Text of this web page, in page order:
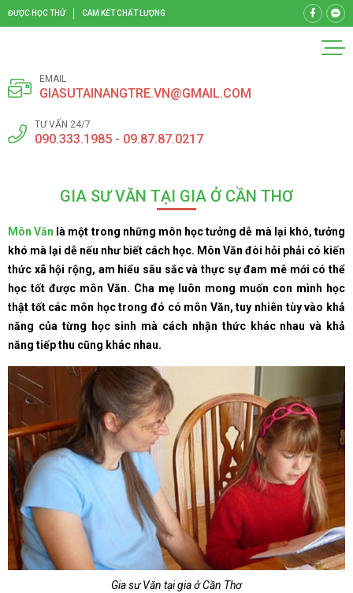
ĐƯỢC HỌC THỬ CAM KẾT CHẤT LƯỢNG
EMAIL
GIASUTAINANGTRE.VN@GMAIL.COM
TƯ VẤN 24/7
090.333.1985 - 09.87.87.0217
GIA SƯ VĂN TẠI GIA Ở CẦN THƠ
Môn Văn là một trong những môn học tưởng dễ mà lại khó, tưởng
khó mà lại dễ nếu như biết cách học. Môn Văn đòi hỏi phải có kiến
thức xã hội rộng, am hiểu sâu sắc và thực sự đam mê mới có thể
học tốt được môn Văn. Cha mẹ luôn mong muốn con mình học
thật tốt các môn học trong đó có môn Văn, tuy nhiên tùy vào khả
năng của từng học sinh mà cách nhận thức khác nhau và khả
năng tiếp thu cũng khác nhau.
Gia sư Văn tại gia ở Cần Thơ